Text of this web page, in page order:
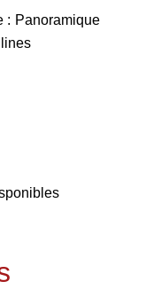
Panoramique